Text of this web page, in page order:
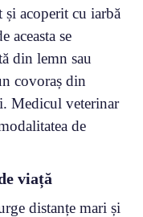
și acoperit cu iarbă
aceasta se
din lemn sau
covoraș din
Medicul veterinar
de
viață
distanțe mari și